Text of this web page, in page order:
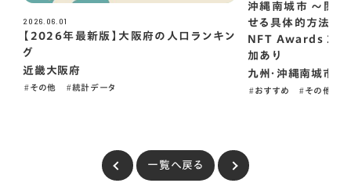
2026.06.01
【2026年最新版】大阪府の人口ランキン
グ
近畿大阪府
その他 統計データ
沖縄南城市 ～関係
せる具体的方法
NFT Awards
加あり
九州・沖縄南城市
おすすめ その他
一覧へ戻る